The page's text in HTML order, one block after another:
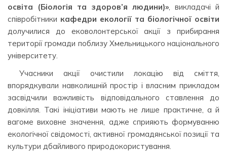
освіта (Біологія та здоров’я людини)», викладачі й
співробітники кафедри екології та біологічної освіти
долучилися до ековолонтерської акції з прибирання
території громади поблизу Хмельницького національного
університету.
Учасники акції очистили локацію від сміття,
впорядкували навколишній простір і власним прикладом
засвідчили важливість відповідального ставлення до
довкілля. Такі ініціативи мають не лише практичне, а й
вагоме виховне значення, адже сприяють формуванню
екологічної свідомості, активної громадянської позиції та
культури дбайливого природокористування.